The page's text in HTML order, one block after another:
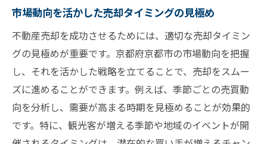
市場動向を活かした売却タイミングの見極め
不動産売却を成功させるためには、適切な売却タイミン
グの見極めが重要です。京都府京都市の市場動向を把握
し、それを活かした戦略を立てることで、売却をスムー
ズに進めることができます。例えば、季節ごとの売買動
向を分析し、需要が高まる時期を見極めることが効果的
です。特に、観光客が増える季節や地域のイベントが開